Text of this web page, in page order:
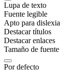
Lupa de texto
Fuente legible
Apto para dislexia
Destacar títulos
Destacar enlaces
Tamaño de fuente
Por defecto